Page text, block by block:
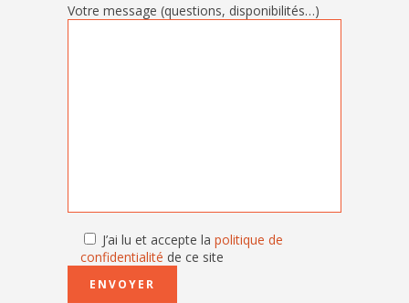
Votre message (questions, disponibilités…)
J’ai lu et accepte la politique de
confidentialité de ce site